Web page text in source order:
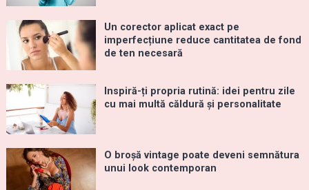
Un corector aplicat exact pe
imperfecțiune reduce cantitatea de fond
de ten necesară
Inspiră-ți propria rutină: idei pentru zile
cu mai multă căldură și personalitate
O broșă vintage poate deveni semnătura
unui look contemporan